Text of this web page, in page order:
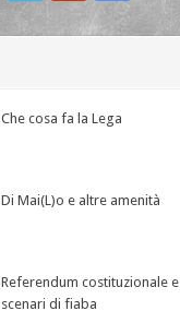
Che cosa fa la Lega
Di Mai(L)o e altre amenità
Referendum costituzionale e
scenari di fiaba